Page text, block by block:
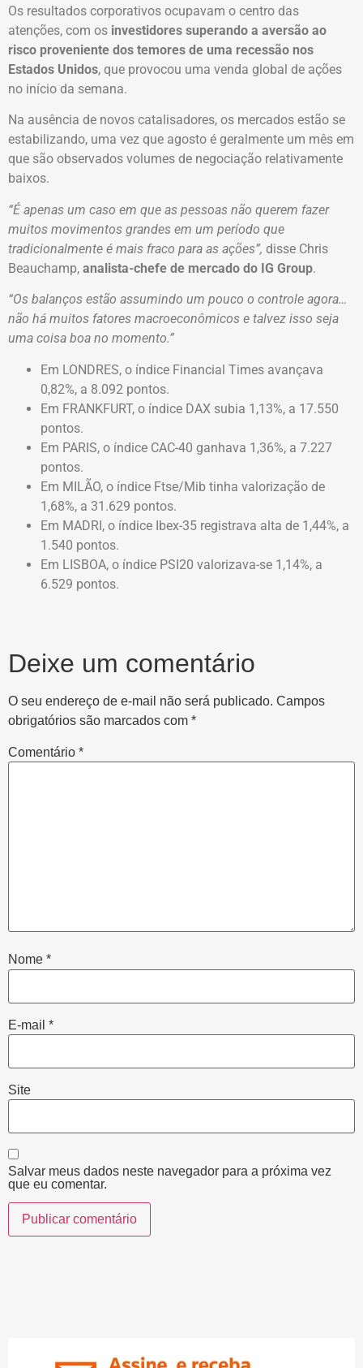
Os resultados corporativos ocupavam o centro das
atenções, com os investidores superando a aversão ao
risco proveniente dos temores de uma recessão nos
Estados Unidos, que provocou uma venda global de ações
no início da semana.
Na ausência de novos catalisadores, os mercados estão se
estabilizando, uma vez que agosto é geralmente um mês em
que são observados volumes de negociação relativamente
baixos.
“É apenas um caso em que as pessoas não querem fazer
muitos movimentos grandes em um período que
tradicionalmente é mais fraco para as ações”, disse Chris
Beauchamp, analista-chefe de mercado do IG Group.
“Os balanços estão assumindo um pouco o controle agora…
não há muitos fatores macroeconômicos e talvez isso seja
uma coisa boa no momento.”
Em LONDRES, o índice Financial Times avançava
0,82%, a 8.092 pontos.
Em FRANKFURT, o índice DAX subia 1,13%, a 17.550
pontos.
Em PARIS, o índice CAC-40 ganhava 1,36%, a 7.227
pontos.
Em MILÃO, o índice Ftse/Mib tinha valorização de
1,68%, a 31.629 pontos.
Em MADRI, o índice Ibex-35 registrava alta de 1,44%, a
1.540 pontos.
Em LISBOA, o índice PSI20 valorizava-se 1,14%, a
6.529 pontos.
Deixe um comentário
O seu endereço de e-mail não será publicado. Campos
obrigatórios são marcados com *
Comentário *
Nome *
E-mail *
Site
Salvar meus dados neste navegador para a próxima vez
que eu comentar.